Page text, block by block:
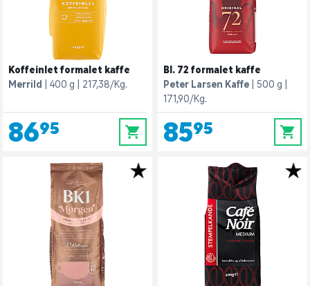
Koffeinlet formalet kaffe
Merrild
400 g 217,38/Kg.
86,95 0
Bl. 72 formalet kaffe
Peter Larsen Kaffe
500 g
171,90/Kg.
85,95 0